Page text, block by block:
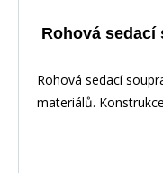
Rohová sedací
Rohová sedací
materiálů.